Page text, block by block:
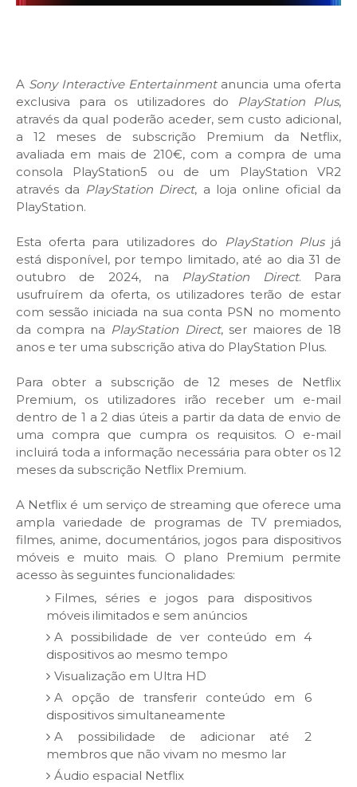
A Sony Interactive Entertainmentanuncia uma oferta
exclusiva para os utilizadores do
PlayStation Plus,
através da qual poderão aceder, sem custo adicional,
a 12 meses de subscrição Premium da Netflix,
avaliada em mais de 210€, com a compra de uma
consola PlayStation5 ou de um PlayStation VR2
através da PlayStation Direct, a loja online oficial da
PlayStation.
Esta oferta para utilizadores do PlayStation Plusjá
está disponível, por tempo limitado, até ao dia 31 de
outubro de 2024, na PlayStation Direct. Para
usufruírem da oferta, os utilizadores terão de estar
com sessão iniciada na sua conta PSN no momento
da compra na PlayStation Direct, ser maiores de 18
anos e ter uma subscrição ativa do PlayStation Plus.
Para obter a subscrição de 12 meses de Netflix
Premium, os utilizadores irão receber um e-mail
dentro de 1 a 2 dias úteis a partir da data de envio de
uma compra que cumpra os requisitos. O e-mail
incluirá toda a informação necessária para obter os 12
meses da subscrição Netflix Premium.
A Netflix é um serviço de streaming que oferece uma
ampla variedade de programas de TV premiados,
filmes, anime, documentários, jogos para dispositivos
móveis e muito mais. O plano Premium permite
acesso às seguintes funcionalidades:
Filmes, séries e jogos para dispositivos
móveis ilimitados e sem anúncios
A possibilidade de ver conteúdo em 4
dispositivos ao mesmo tempo
Visualização em Ultra HD
A opção de transferir conteúdo em 6
dispositivos simultaneamente
A possibilidade de adicionar até 2
membros que não vivam no mesmo lar
Áudio espacial Netflix